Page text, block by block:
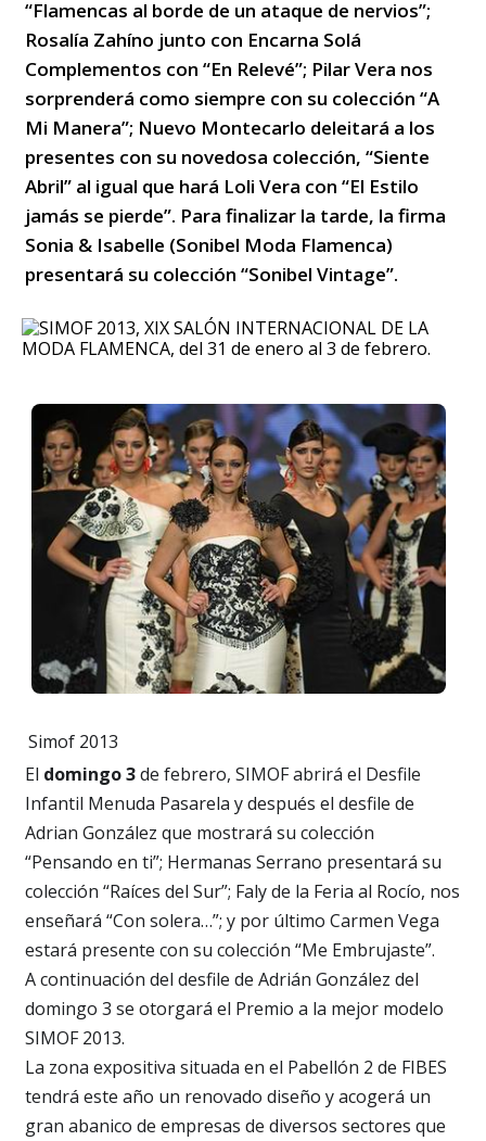
“Flamencas al borde de un ataque de nervios”;
Rosalía Zahíno junto con Encarna Solá
Complementos con “En Relevé”; Pilar Vera nos
sorprenderá como siempre con su colección “A
Mi Manera”; Nuevo Montecarlo deleitará a los
presentes con su novedosa colección, “Siente
Abril” al igual que hará Loli Vera con “El Estilo
jamás se pierde”. Para finalizar la tarde, la firma
Sonia & Isabelle (Sonibel Moda Flamenca)
presentará su colección “Sonibel Vintage”.
Simof 2013
El domingo 3de febrero, SIMOF abrirá el Desfile
Infantil Menuda Pasarela y después el desfile de
Adrian González que mostrará su colección
“Pensando en ti”; Hermanas Serrano presentará su
colección “Raíces del Sur”; Faly de la Feria al Rocío, nos
enseñará “Con solera…”; y por último Carmen Vega
estará presente con su colección “Me Embrujaste”.
A continuación del desfile de Adrián González del
domingo 3 se otorgará el Premio a la mejor modelo
SIMOF 2013.
La zona expositiva situada en el Pabellón 2 de FIBES
tendrá este año un renovado diseño y acogerá un
gran abanico de empresas de diversos sectores que